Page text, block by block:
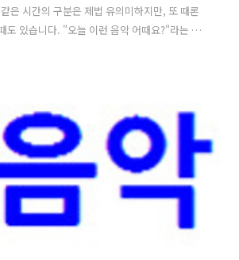
은 시간의 구분은 제법 유의미하지만, 또 때론
도 있습니다. "오늘 이런 음악 어때요?"라는 제
까 딱 365개의 곡 소개 포스팅을 해보자는 마
무 기뻤던 어제의 기억이 물리적인 하루라는
전히 사그라들고 말 것도 아닐테고, 그 반대로
이 하루 혹은 한달이..